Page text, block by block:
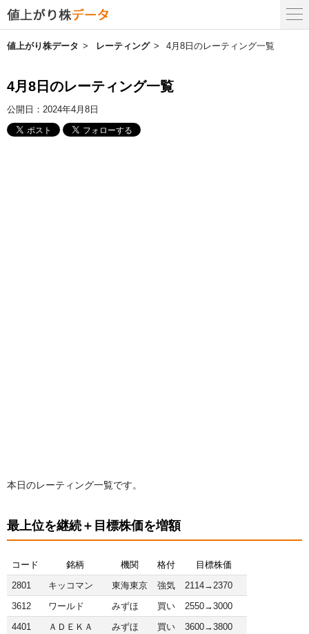
値上がり株データ レーティング 4月8日のレーティング一覧
4月8日のレーティング一覧
公開日： 2024年4月8日
本日のレーティング一覧です。
最上位を継続＋目標株価を増額
コード 銘柄 機関 格付
目標株価
2801
キッコマン 東海東京 強気
2114→2370
3612
ワールド みずほ 買い
2550→3000
4401
ＡＤＥＫＡ みずほ 買い
3600→3800